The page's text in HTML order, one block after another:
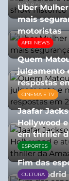
06/08/2026
Uber
mais
motoristas
10/07/2026
AFRI NEWS
Quem
julgamento
respostas
05/08/2026
CINEMA E TV
Jaafar
Hollywood
em thriller
06/08/2026
ESPORTES
Fim das
Real Madrid
CULTURA